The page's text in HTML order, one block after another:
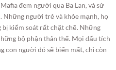
đem người qua Ba Lan, và sử
người trẻ và khỏe mạnh, họ
kiểm soát rất chặt chẽ. Những
bộ phận thân thể. Mọi dấu tích
con người đó sẽ biến mất, chỉ còn